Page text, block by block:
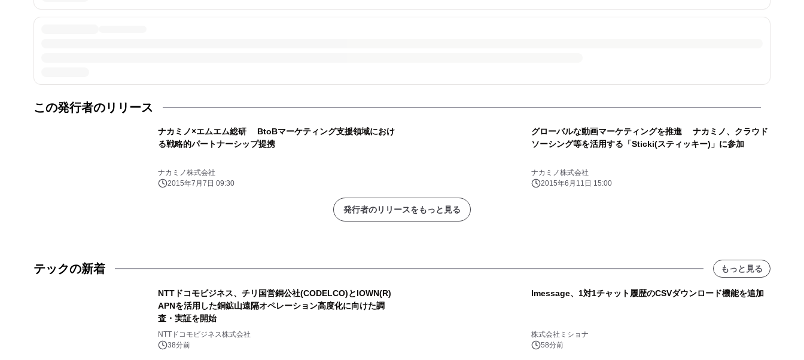
この発行者のリリース
ナカミノ×エムエム総研 BtoBマーケティング支援領域におけ
る戦略的パートナーシップ提携
ナカミノ株式会社
2015年7月7日 09:30
グローバルな動画マーケティングを推進 ナカミノ、クラウド
ソーシング等を活用する「Sticki(スティッキー)」に参加
ナカミノ株式会社
2015年6月11日 15:00
発行者のリリースをもっと見る
テックの新着 もっと見る
NTTドコモビジネス、チリ国営銅公社(CODELCO)とIOWN(R)
APNを活用した銅鉱山遠隔オペレーション高度化に向けた調
査・実証を開始
NTTドコモビジネス株式会社
38分前
lmessage、1対1チャット履歴のCSVダウンロード機能を追加
株式会社ミショナ
58分前